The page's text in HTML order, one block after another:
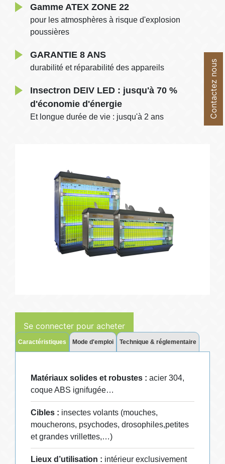
Contactez nous
Gamme ATEX ZONE 22
pour les atmosphères à risque d'explosion
poussières
GARANTIE 8 ANS
durabilité et réparabilité des appareils
Insectron DEIV LED : jusqu'à 70 %
d'économie d'énergie
Et longue durée de vie : jusqu'à 2 ans
Se connecter pour acheter
Caractéristiques Mode d'emploi Technique & réglementaire
Matériaux solides et robustes : acier 304,
coque ABS ignifugée…
Cibles : insectes volants (mouches,
moucherons, psychodes, drosophiles,petites
et grandes vrillettes,…)
Lieux d’utilisation : intérieur exclusivement